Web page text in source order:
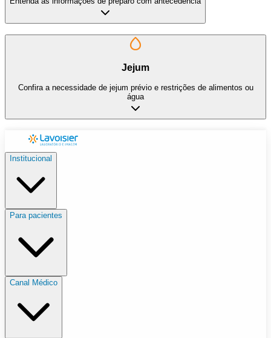
Jejum
Confira a necessidade de jejum prévio e restrições de alimentos ou
água
Institucional
Para pacientes
Canal Médico